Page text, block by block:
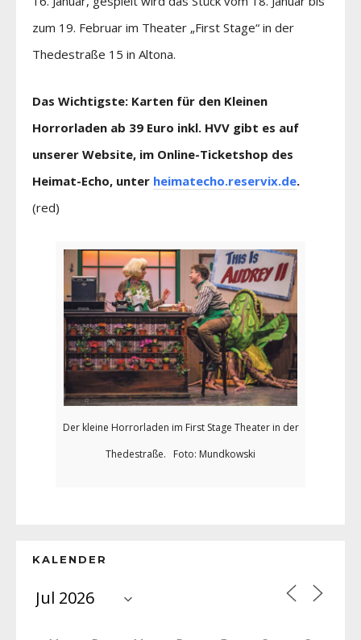
zum 19. Februar im Theater „First Stage“ in der
Thedestraße 15 in Altona.
Das Wichtigste: Karten für den Kleinen
Horrorladen ab 39 Euro inkl. HVV gibt es auf
unserer Website, im Online-Ticketshop des
Heimat-Echo, unter heimatecho.reservix.de.
(red)
Der kleine Horrorladen im First Stage Theater in der
Thedestraße. Foto: Mundkowski
KALENDER